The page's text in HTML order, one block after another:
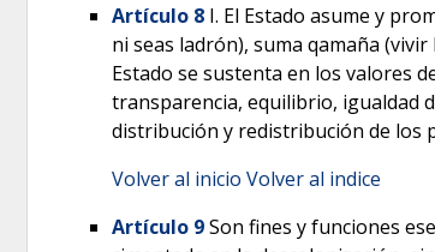
Artículo 8 I. El Estado asume y
ni seas ladrón), suma qamaña
Estado se sustenta en los valores
transparencia, equilibrio, igualdad
distribución y redistribución de los
Volver al inicio Volver al indice
Artículo 9Son fines y funciones